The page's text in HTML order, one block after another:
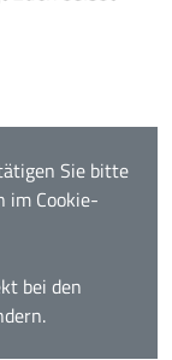
Sie bitte
im Cookie-
bei den